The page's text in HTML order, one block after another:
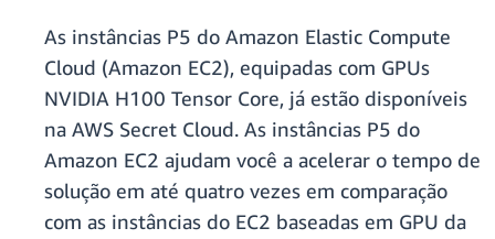
As instâncias P5 do Amazon Elastic Compute
Cloud (Amazon EC2), equipadas com GPUs
NVIDIA H100 Tensor Core, já estão disponíveis
na AWS Secret Cloud. As instâncias P5 do
Amazon EC2 ajudam você a acelerar o tempo de
solução em até quatro vezes em comparação
com as instâncias do EC2 baseadas em GPU da